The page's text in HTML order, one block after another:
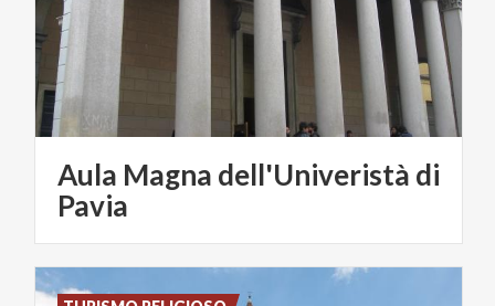
Aula Magna dell'Univeristà di
Pavia